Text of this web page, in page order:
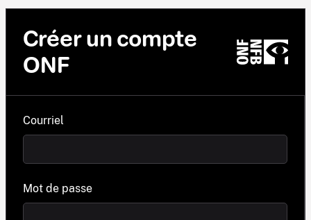
Créer un compte
ONF
Courriel
Mot de passe